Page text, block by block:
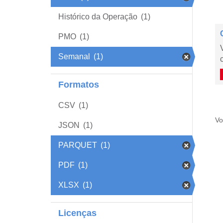
Histórico da Operação (1)
PMO (1)
Semanal (1)
Formatos
CSV (1)
JSON (1)
PARQUET (1)
PDF (1)
XLSX (1)
Licenças